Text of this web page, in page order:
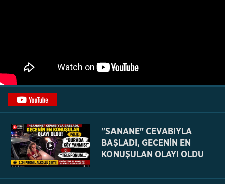
"SANANE" CEVABIYLA
BAŞLADI, GECENİN EN
KONUŞULAN OLAYI OLDU